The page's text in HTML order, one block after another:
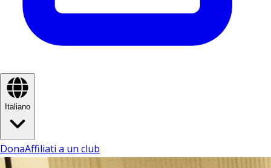
Italiano
DonaAffiliati a un club